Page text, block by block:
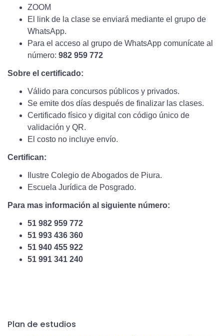
ZOOM
El link de la clase se enviará mediante el grupo de
WhatsApp.
Para el acceso al grupo de WhatsApp comunícate al
número: 982 959 772
Sobre el certificado:
Válido para concursos públicos y privados.
Se emite dos días después de finalizar las clases.
Certificado físico y digital con código único de
validación y QR.
El costo no incluye envío.
Certifican:
Ilustre Colegio de Abogados de Piura.
Escuela Jurídica de Posgrado.
Para mas información al siguiente número:
51 982 959 772
51 993 436 360
51 940 455 922
51 991 341 240
Plan de estudios